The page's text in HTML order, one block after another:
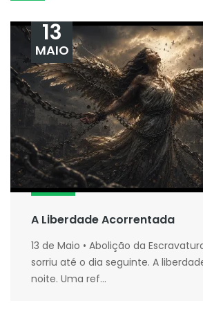
A Liberdade Acorrentada
13
MAIO
13 de Maio • Abolição da
sorriu até o dia seguinte. A
noite. Uma ref...